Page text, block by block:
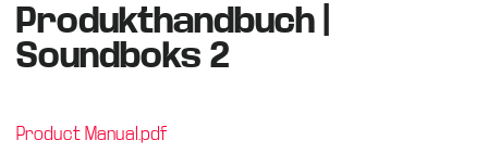
Produkthandbuch |
Soundboks 2
Product Manual.pdf